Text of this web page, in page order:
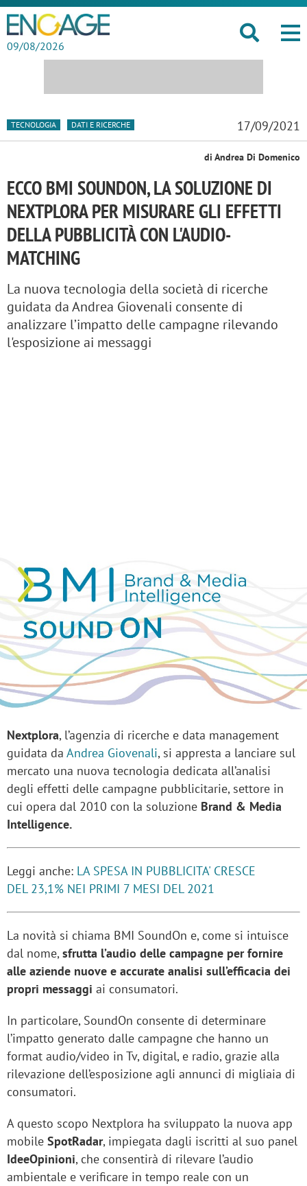
09/08/2026
TECNOLOGIA DATI E RICERCHE 17/09/2021
di Andrea Di Domenico
ECCO BMI SOUNDON, LA SOLUZIONE DI
NEXTPLORA PER MISURARE GLI EFFETTI
DELLA PUBBLICITÀ CON L'AUDIO-
MATCHING
La nuova tecnologia della società di ricerche
guidata da Andrea Giovenali consente di
analizzare l’impatto delle campagne rilevando
l'esposizione ai messaggi
Nextplora, l’agenzia di ricerche e data management
guidata da Andrea Giovenali, si appresta a lanciare sul
mercato una nuova tecnologia dedicata all’analisi
degli effetti delle campagne pubblicitarie, settore in
cui opera dal 2010 con la soluzione Brand & Media
Intelligence.
Leggi anche: LA SPESA IN PUBBLICITA' CRESCE
DEL 23,1% NEI PRIMI 7 MESI DEL 2021
La novità si chiama BMI SoundOn e, come si intuisce
dal nome,sfrutta l’audio delle campagne per fornire
alle aziende nuove e accurate analisi sull’efficacia dei
propri messaggi ai consumatori.
In particolare, SoundOn consente di determinare
l’impatto generato dalle campagne che hanno un
format audio/video in Tv, digital, e radio, grazie alla
rilevazione dell’esposizione agli annunci di migliaia di
consumatori.
A questo scopo Nextplora ha sviluppato la nuova app
mobile SpotRadar, impiegata dagli iscritti al suo panel
IdeeOpinioni, che consentirà di rilevare l’audio
ambientale e verificare in tempo reale con un